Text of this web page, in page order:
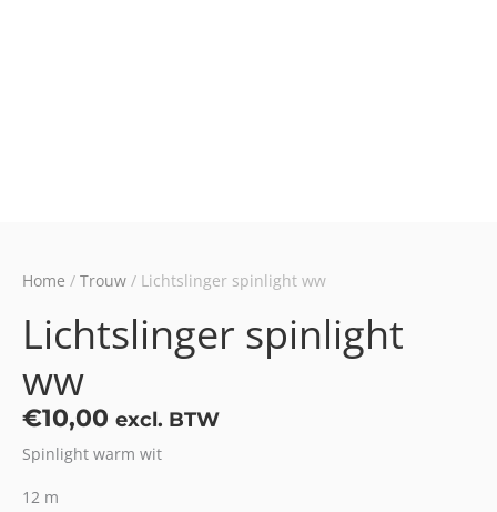
Home / Trouw / Lichtslinger spinlight ww
Lichtslinger spinlight
ww
€10,00 excl. BTW
Spinlight warm wit
12 m